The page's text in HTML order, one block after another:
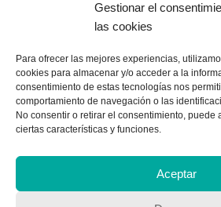
Gestionar el
las cookies
Para ofrecer las mejores experiencias,
cookies para almacenar y/o acceder a la
consentimiento de estas tecnologías nos
comportamiento de navegación o las
No consentir o retirar el consentimiento, puede
ciertas características y funciones.
Aceptar
Quienes somos
POLÍTICA DE PRIVACIDAD
Política de privacidad